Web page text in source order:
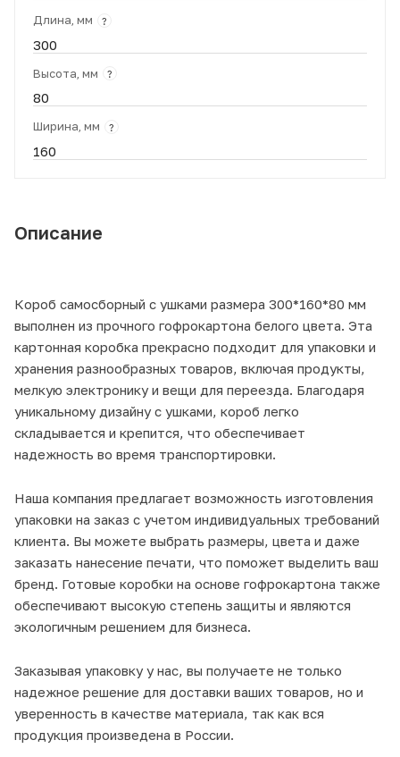
Длина, мм ?
300
Высота, мм ?
80
Ширина, мм ?
160
Описание
Короб самосборный с ушками размера 300*160*80 мм
выполнен из прочного гофрокартона белого цвета. Эта
картонная коробка прекрасно подходит для упаковки и
хранения разнообразных товаров, включая продукты,
мелкую электронику и вещи для переезда. Благодаря
уникальному дизайну с ушками, короб легко
складывается и крепится, что обеспечивает
надежность во время транспортировки.
Наша компания предлагает возможность изготовления
упаковки на заказ с учетом индивидуальных требований
клиента. Вы можете выбрать размеры, цвета и даже
заказать нанесение печати, что поможет выделить ваш
бренд. Готовые коробки на основе гофрокартона также
обеспечивают высокую степень защиты и являются
экологичным решением для бизнеса.
Заказывая упаковку у нас, вы получаете не только
надежное решение для доставки ваших товаров, но и
уверенность в качестве материала, так как вся
продукция произведена в России.